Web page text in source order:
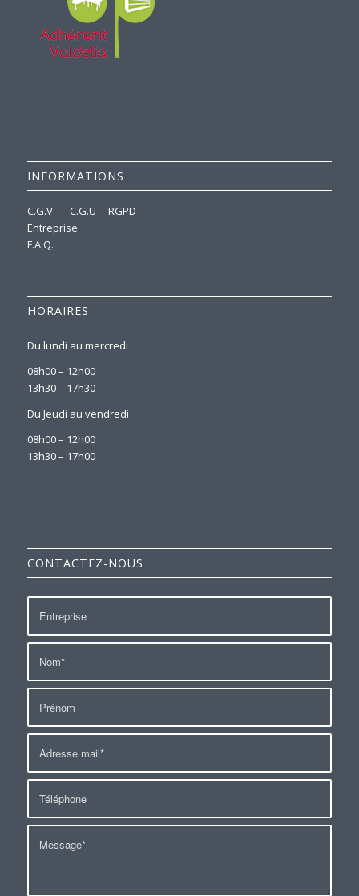
INFORMATIONS
C.G.V C.G.U
RGPD
Entreprise
F.A.Q.
HORAIRES
Du lundi au mercredi
08h00 – 12h00
13h30 – 17h30
Du Jeudi au vendredi
08h00 – 12h00
13h30 – 17h00
CONTACTEZ-NOUS